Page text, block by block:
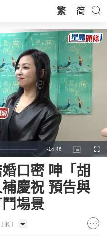
繁 简
Remaining
Time
-14:46
Picture-
in-
口密 呻「胡
慶祝 預告與
場景